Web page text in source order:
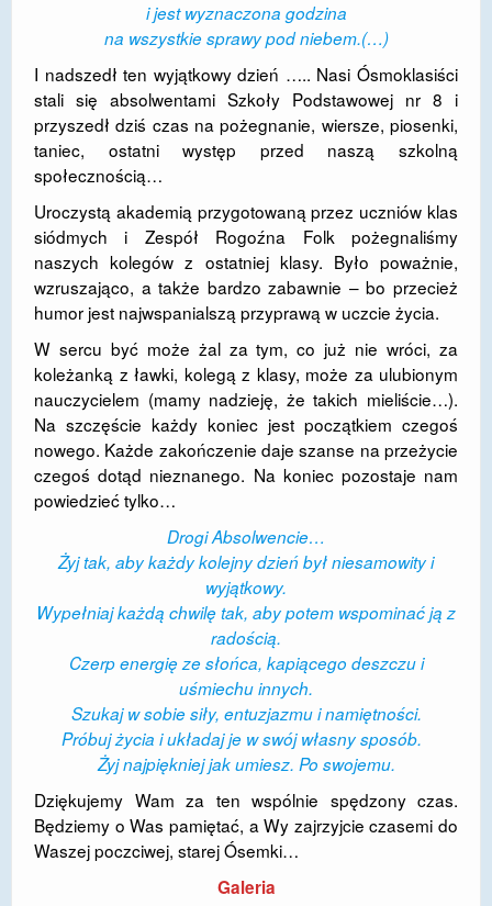
DOSTĘPNOŚĆ
POLITYKA PRYWATNOŚCI
RODO
EGZAMIN ÓSMOKLASISTY
STANDARDY OCHRONY MAŁOLETNICH
PROJEKT ,,SZKOŁY Z JAKOŚCIĄ – ROZWÓJ
KSZTAŁCENIA OGÓLNEGO NA TERENIE MIASTA
ŻORY”
REKRUTACJA 2026/2027
mLegitymacja
i jest wyznaczona godzina
na wszystkie sprawy pod niebem.(…)
I nadszedł ten wyjątkowy dzień ….. Nasi Ósmoklasiści
stali się absolwentami Szkoły Podstawowej nr 8 i
przyszedł dziś czas na pożegnanie, wiersze, piosenki,
taniec, ostatni występ przed naszą szkolną
społecznością…
Uroczystą akademią przygotowaną przez uczniów klas
siódmych i Zespół Rogoźna Folk pożegnaliśmy
naszych kolegów z ostatniej klasy. Było poważnie,
wzruszająco, a także bardzo zabawnie – bo przecież
humor jest najwspanialszą przyprawą w uczcie życia.
W sercu być może żal za tym, co już nie wróci, za
koleżanką z ławki, kolegą z klasy, może za ulubionym
nauczycielem (mamy nadzieję, że takich mieliście…).
Na szczęście każdy koniec jest początkiem czegoś
nowego. Każde zakończenie daje szanse na przeżycie
czegoś dotąd nieznanego. Na koniec pozostaje nam
powiedzieć tylko…
Drogi Absolwencie…
Żyj tak, aby każdy kolejny dzień był niesamowity i
wyjątkowy.
Wypełniaj każdą chwilę tak, aby potem wspominać ją z
radością.
Czerp energię ze słońca, kapiącego deszczu i
uśmiechu innych.
Szukaj w sobie siły, entuzjazmu i namiętności.
Próbuj życia i układaj je w swój własny sposób.
Żyj najpiękniej jak umiesz. Po swojemu.
Dziękujemy Wam za ten wspólnie spędzony czas.
Będziemy o Was pamiętać, a Wy zajrzyjcie czasemi do
Waszej poczciwej, starej Ósemki…
Galeria